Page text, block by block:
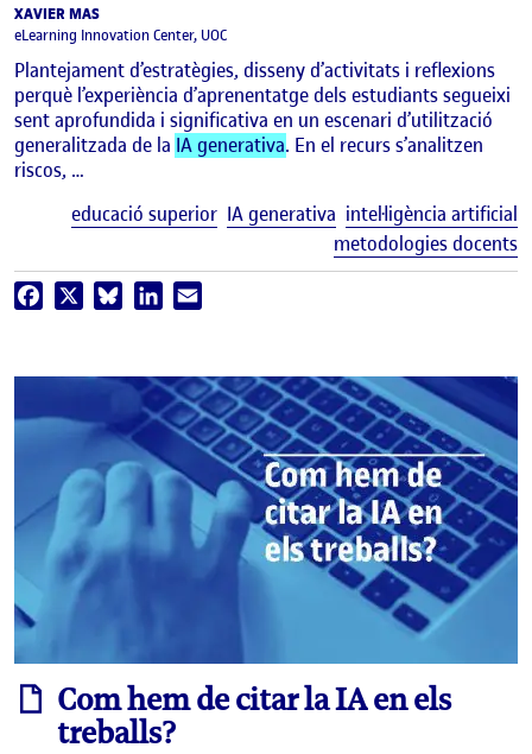
XAVIER MAS
eLearning Innovation Center, UOC
Plantejament d’estratègies, disseny d’activitats i reflexions
perquè l’experiència d’aprenentatge dels estudiants segueixi
sent aprofundida i significativa en un escenari d’utilització
generalitzada de la IA generativa. En el recurs s’analitzen
riscos, …
educació superior IA generativa intel·ligència artificial
metodologies docents
Facebook BlueskyLinkedIn
informe
Com hem de citar la IA en els
treballs?